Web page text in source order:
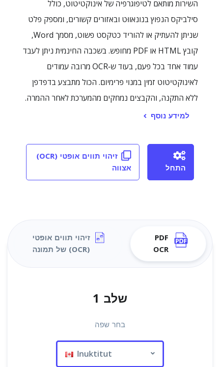
השירות מותאם לטיפוגרפיה של אינוקטיטוט, כולל
סילביקס הנפוץ בנונאווּט ובאזורים קשורים, ומספק פלט
שניתן להעתיק או להוריד כטקסט פשוט, מסמך Word,
קובץ HTML או PDF מחופש. בשכבה החינמית ניתן לעבד
עמוד אחד בכל פעם, בעוד ש‑OCR מרובה עמודים
לאינוקטיטוט זמין במנוי פרימיום. הכול מתבצע בדפדפן
ללא התקנה, והקבצים נמחקים מהמערכת לאחר ההמרה.
למידע נוסף
זיהוי תווים אופטי (OCR)
אצווה
התחל
זיהוי תווים אופטי
(OCR) של תמונה
PDF
OCR
שלב 1
בחר שפה
Inuktitut